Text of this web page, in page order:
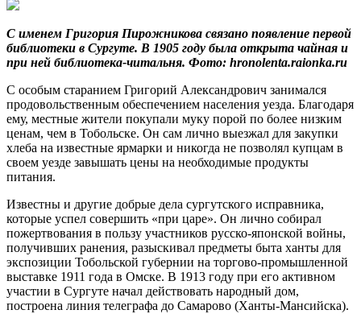
С именем Григория Пирожникова связано появление первой
библиотеки в Сургуте. В 1905 году была открыта чайная и
при ней библиотека-читальня. Фото: hronolenta.raionka.ru
С особым старанием Григорий Александрович занимался
продовольственным обеспечением населения уезда. Благодаря
ему, местные жители покупали муку порой по более низким
ценам, чем в Тобольске. Он сам лично выезжал для закупки
хлеба на известные ярмарки и никогда не позволял купцам в
своем уезде завышать цены на необходимые продукты
питания.
Известны и другие добрые дела сургутского исправника,
которые успел совершить «при царе». Он лично собирал
пожертвования в пользу участников русско-японской войны,
получивших ранения, разыскивал предметы быта ханты для
экспозиции Тобольской губернии на торгово-промышленной
выставке 1911 года в Омске. В 1913 году при его активном
участии в Сургуте начал действовать народный дом,
построена линия телеграфа до Самарово (Ханты-Мансийска).